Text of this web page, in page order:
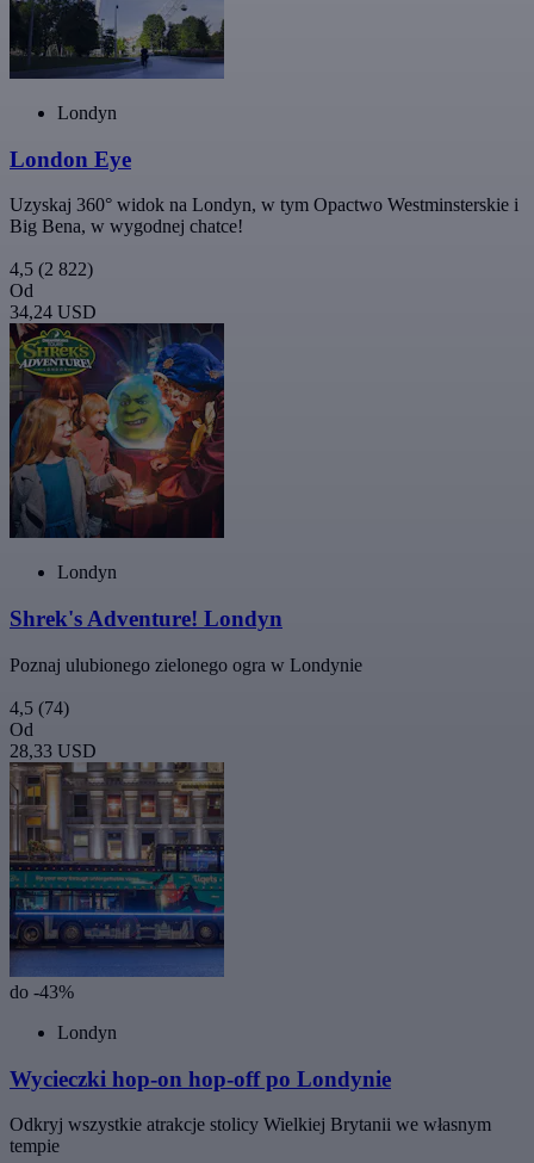
Londyn
London Eye
Uzyskaj 360° widok na Londyn, w tym Opactwo Westminsterskie i
Big Bena, w wygodnej chatce!
4,5 (2 822)
Od
34,24 USD
Londyn
Shrek's Adventure! Londyn
Poznaj ulubionego zielonego ogra w Londynie
4,5 (74)
Od
28,33 USD
do -43%
Londyn
Wycieczki hop-on hop-off po Londynie
Odkryj wszystkie atrakcje stolicy Wielkiej Brytanii we własnym
tempie